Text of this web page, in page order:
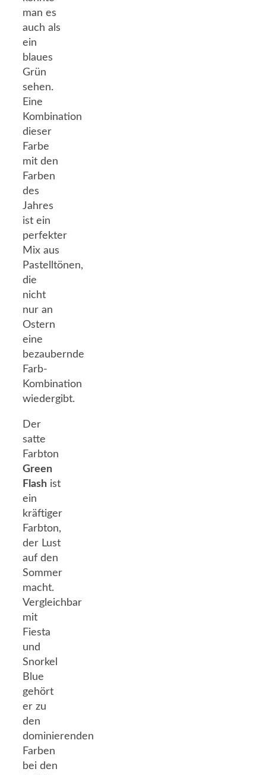
man es
auch als
ein
blaues
Grün
sehen.
Eine
Kombination
dieser
Farbe
mit den
Farben
des
Jahres
ist ein
perfekter
Mix aus
Pastelltönen,
die
nicht
nur an
Ostern
eine
bezaubernde
Farb-
Kombination
wiedergibt.
Der
satte
Farbton
Green
Flash ist
ein
kräftiger
Farbton,
der Lust
auf den
Sommer
macht.
Vergleichbar
mit
Fiesta
und
Snorkel
Blue
gehört
er zu
den
dominierenden
Farben
bei den